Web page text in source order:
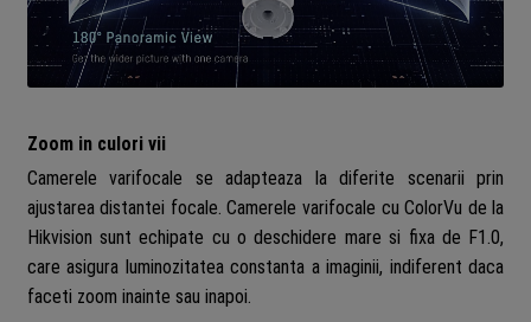
Zoom in culori vii
Camerele varifocale se adapteaza la diferite scenarii prin
ajustarea distantei focale. Camerele varifocale cu ColorVu de la
Hikvision sunt echipate cu o deschidere mare si fixa de F1.0,
care asigura luminozitatea constanta a imaginii, indiferent daca
faceti zoom inainte sau inapoi.